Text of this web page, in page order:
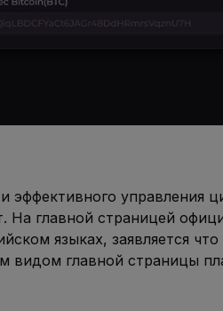
эффективного управления
На главной страницей
языках, заявляется
видом главной страницы